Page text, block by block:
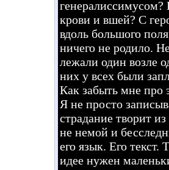
генералиссимусом?
крови и вшей? С
вдоль большого
ничего не родило.
лежали один возле
них у всех были
Как забыть мне про
Я не просто
страдание творит
не немой и
его язык. Его
идее нужен